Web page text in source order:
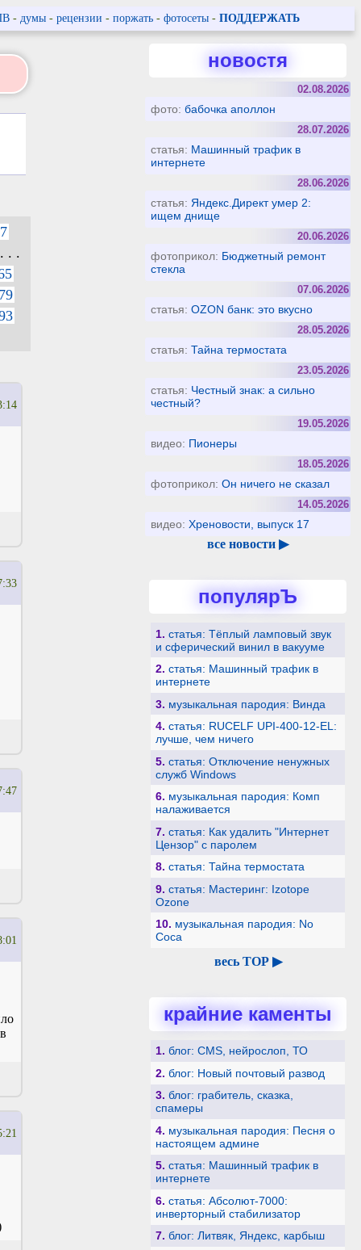
- думы- рецензии - поржать- фотосеты - ПОДДЕРЖАТЬ
. .
новостя
02.08.2026
фото:бабочка аполлон
28.07.2026
статья: Машинный трафик в
интернете
28.06.2026
статья: Яндекс.Директ умер 2:
ищем днище
20.06.2026
фотоприкол: Бюджетный ремонт
стекла
07.06.2026
статья:OZON банк: это вкусно
28.05.2026
статья:Тайна термостата
23.05.2026
статья: Честный знак: а сильно
честный?
19.05.2026
видео: Пионеры
18.05.2026
фотоприкол:Он ничего не сказал
14.05.2026
видео:Хреновости, выпуск 17
все новости ▶
популярЪ
1. статья: Тёплый ламповый звук
и сферический винил в вакууме
2. статья: Машинный трафик в
интернете
3. музыкальная пародия: Винда
4. статья: RUCELF UPI-400-12-EL:
лучше, чем ничего
5. статья: Отключение ненужных
служб Windows
6. музыкальная пародия: Комп
налаживается
7. статья: Как удалить "Интернет
Цензор" с паролем
8. статья: Тайна термостата
9. статья: Мастеринг: Izotope
Ozone
10. музыкальная пародия: No
Coca
весь TOP ▶
крайние каменты
1. блог: CMS, нейрослоп, ТО
2. блог: Новый почтовый развод
3. блог: грабитель, сказка,
спамеры
4. музыкальная пародия: Песня о
настоящем админе
5. статья: Машинный трафик в
интернете
6. статья: Абсолют-7000:
инверторный стабилизатор
7. блог: Литвяк, Яндекс, карбыш